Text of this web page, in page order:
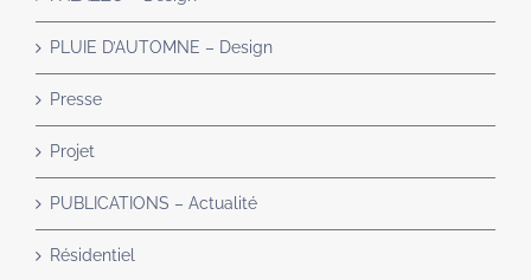
PLUIE D’AUTOMNE – Design
Presse
Projet
PUBLICATIONS – Actualité
Résidentiel